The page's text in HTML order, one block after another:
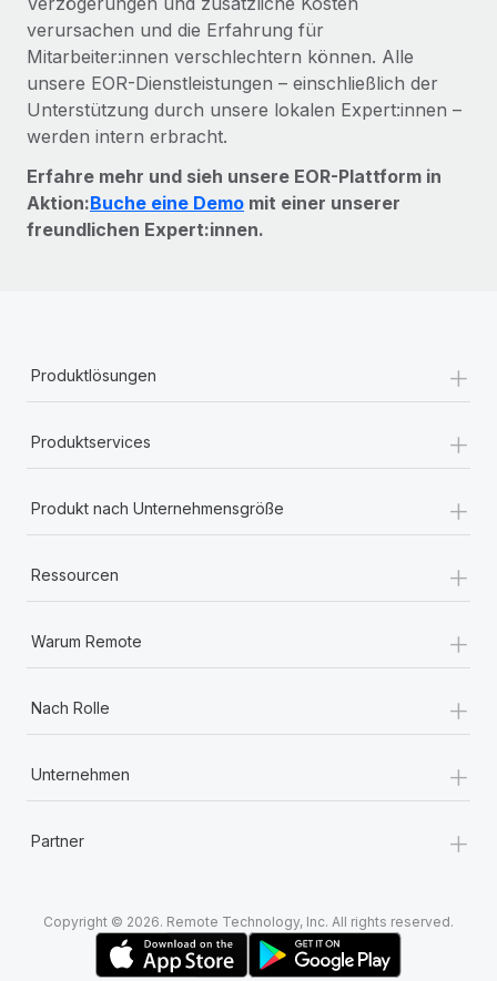
verursachen und die Erfahrung für
Mitarbeiter:innen verschlechtern können. Alle
unsere EOR-Dienstleistungen – einschließlich der
Unterstützung durch unsere lokalen Expert:innen –
werden intern erbracht.
Erfahre mehr und sieh unsere EOR-Plattform in
Aktion:Buche eine Demo mit einer unserer
freundlichen Expert:innen.
Produktlösungen +
Produktservices +
Produkt nach Unternehmensgröße +
Ressourcen +
Warum Remote +
Nach Rolle +
Unternehmen +
Partner +
Copyright © 2026. Remote Technology, Inc. All rights reserved.